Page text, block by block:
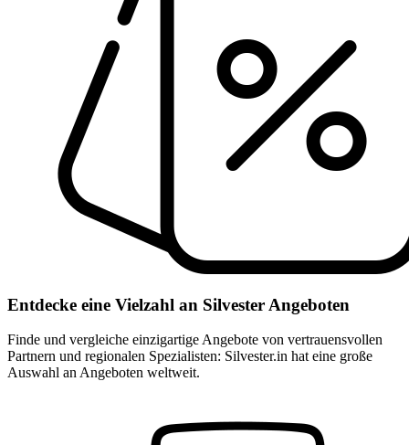
Entdecke eine Vielzahl an Silvester Angeboten
Finde und vergleiche einzigartige Angebote von vertrauensvollen
Partnern und regionalen Spezialisten: Silvester.in hat eine große
Auswahl an Angeboten weltweit.